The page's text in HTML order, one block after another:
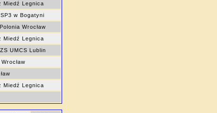
Miedź Legnica
w Bogatyni
Wrocław
Miedź Legnica
UMCS Lublin
Miedź Legnica